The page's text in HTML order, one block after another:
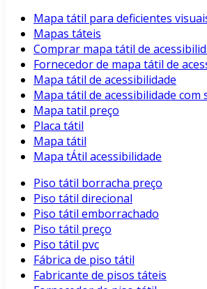
Mapa tátil para deficientes
Mapas táteis
Comprar mapa tátil de
Fornecedor de mapa tátil de
Mapa tátil de acessibilidade
Mapa tátil de acessibilidade com
Mapa tatil preço
Placa tátil
Mapa tátil
Mapa tÁtil acessibilidade
Piso tátil borracha preço
Piso tátil direcional
Piso tátil emborrachado
Piso tátil preço
Piso tátil pvc
Fábrica de piso tátil
Fabricante de pisos táteis